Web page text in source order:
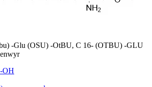
-Glu (OSU) -OtBU, C 16- (OTBU) -GLU
OH